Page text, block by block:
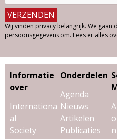
Wij vinden privacy belangrijk. We gaan
persoonsgegevens om. Lees er alles
Informatie
over
Internationa
al
Society
Onderdelen
Agenda
Nieuws
Artikelen
Publicaties